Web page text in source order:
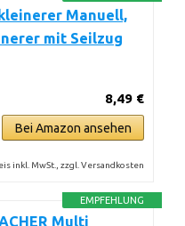
Manuell,
mit Seilzug
8,49 €
Bei Amazon ansehen
inkl. MwSt., zzgl. Versandkosten
EMPFEHLUNG
Multi